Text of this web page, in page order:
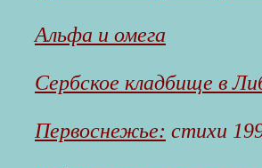
Альфа и омега
Сербское кладбище в
Первоснежье: стихи